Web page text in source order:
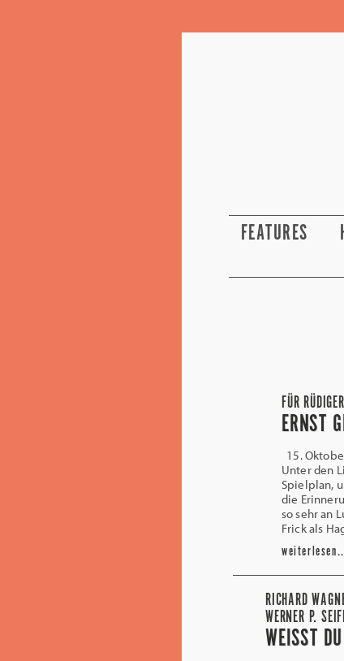
FEATURES
FÜR
ERNST
15.
Unter den
Spielplan,
die
so sehr an
Frick als
RICHARD
WERNER P.
WEISST